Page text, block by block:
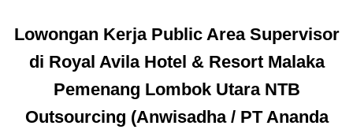
Lowongan Kerja Public Area Supervisor
di Royal Avila Hotel & Resort Malaka
Pemenang Lombok Utara NTB
Outsourcing (Anwisadha / PT Ananda